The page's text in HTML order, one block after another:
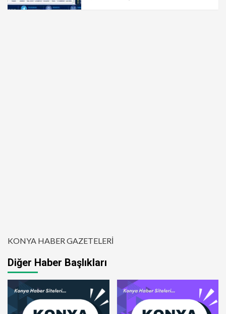
KONYA HABER GAZETELERİ
Diğer Haber Başlıkları